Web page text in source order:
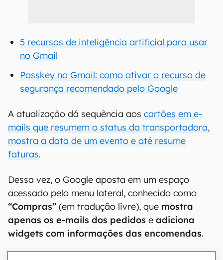
5 recursos de inteligência artificial para usar
no Gmail
Passkey no Gmail: como ativar o recurso de
segurança recomendado pelo Google
A atualização dá sequência aos cartões em e-
mails que resumem o status da transportadora,
mostra a data de um evento e até resume
faturas.
Dessa vez, o Google aposta em um espaço
acessado pelo menu lateral, conhecido como
“Compras” (em tradução livre), que mostra
apenas os e-mails dos pedidos e adiciona
widgets com informações das encomendas.